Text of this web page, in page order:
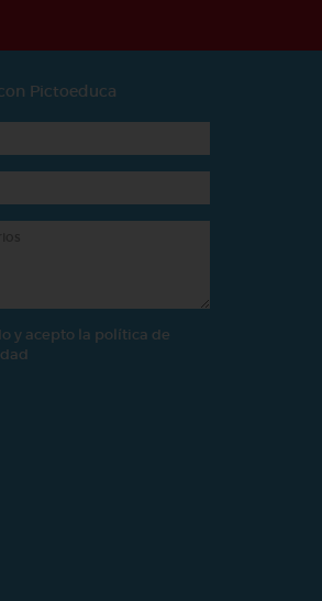
Pictoeduca
y acepto la política de